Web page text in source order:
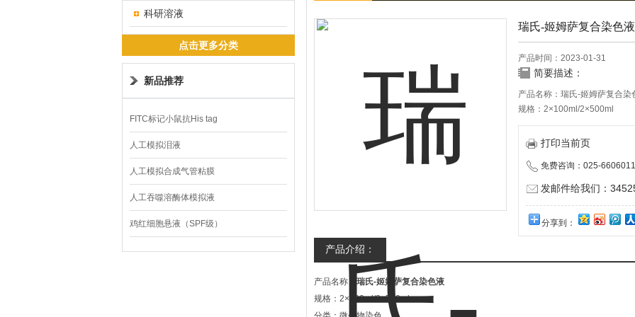
科研溶液
点击更多分类
新品推荐
FITC标记小鼠抗His tag
人工模拟泪液
人工模拟合成气管粘膜
人工吞噬溶酶体模拟液
鸡红细胞悬液（SPF级）
瑞氏-姬姆萨复合染色液
产品时间：2023-01-31
简要描述：
产品名称：瑞氏-姬姆萨复合染
规格：2×100ml/2×500ml
分类：微生物染色
储存条件：室温
用途：适用于血液和细胞涂
注意事项：主要由瑞氏色素
本产品仅供科研实验用，不做
打印当前页
免费咨询：025-
发邮件给我们：
分享到：
产品介绍：
产品名称： 瑞氏-姬姆萨复合染色液
规格：2×100ml/2×500ml